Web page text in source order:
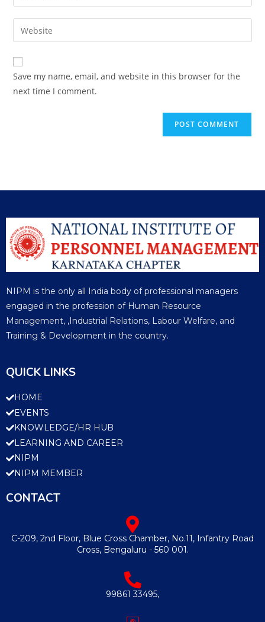
Save my name, email, and website in this browser for the
next time I comment.
NIPM is the only all India body of professional managers
engaged in the profession of Human Resource
Management, ,Industrial Relations, Labour Welfare, and
Training & Development in the country.
QUICK LINKS
HOME
EVENTS
KNOWLEDGE/HR HUB
LEARNING AND CAREER
NIPM
NIPM MEMBER
CONTACT
C-209, 2nd Floor, Blue Cross Chamber, No.11, Infantry Road
Cross, Bengaluru - 560 001.
99861 33495,